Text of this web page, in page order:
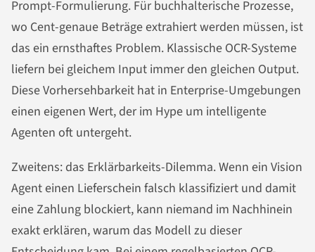
Prompt-Formulierung. Für buchhalterische Prozesse,
wo Cent-genaue Beträge extrahiert werden müssen, ist
das ein ernsthaftes Problem. Klassische OCR-Systeme
liefern bei gleichem Input immer den gleichen Output.
Diese Vorhersehbarkeit hat in Enterprise-Umgebungen
einen eigenen Wert, der im Hype um intelligente
Agenten oft untergeht.
Zweitens: das Erklärbarkeits-Dilemma. Wenn ein Vision
Agent einen Lieferschein falsch klassifiziert und damit
eine Zahlung blockiert, kann niemand im Nachhinein
exakt erklären, warum das Modell zu dieser